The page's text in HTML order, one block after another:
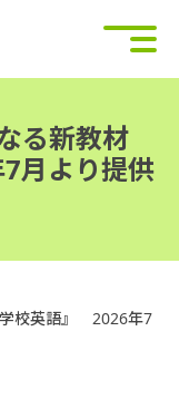
る新教材
月より提供
校英語』 2026年7